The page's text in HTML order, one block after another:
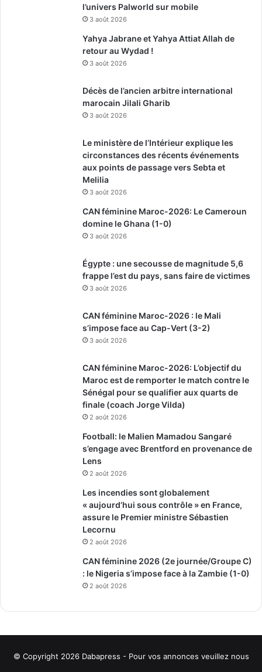
l’univers Palworld sur mobile
3 août 2026
Yahya Jabrane et Yahya Attiat Allah de
retour au Wydad !
3 août 2026
Décès de l’ancien arbitre international
marocain Jilali Gharib
3 août 2026
Le ministère de l’Intérieur explique les
circonstances des récents événements
aux points de passage vers Sebta et
Melilia
3 août 2026
CAN féminine Maroc-2026: Le Cameroun
domine le Ghana (1-0)
3 août 2026
Égypte : une secousse de magnitude 5,6
frappe l’est du pays, sans faire de victimes
3 août 2026
CAN féminine Maroc-2026 : le Mali
s’impose face au Cap-Vert (3-2)
3 août 2026
CAN féminine Maroc-2026: L’objectif du
Maroc est de remporter le match contre le
Sénégal pour se qualifier aux quarts de
finale (coach Jorge Vilda)
2 août 2026
Football: le Malien Mamadou Sangaré
s’engage avec Brentford en provenance de
Lens
2 août 2026
Les incendies sont globalement
« aujourd’hui sous contrôle » en France,
assure le Premier ministre Sébastien
Lecornu
2 août 2026
CAN féminine 2026 (2e journée/Groupe C)
: le Nigeria s’impose face à la Zambie (1-0)
2 août 2026
© Copyright 2026 Dabapress - Pour vos annonces veuillez nous